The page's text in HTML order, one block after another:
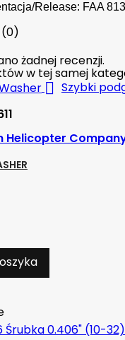
Release: FAA
żadnej recenzji.
w tej samej
 Szybki
Helicopter